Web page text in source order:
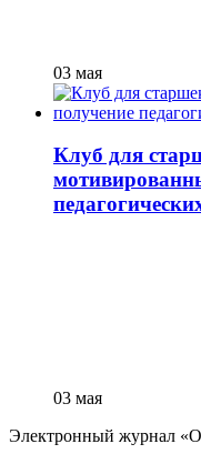
03 мая
Клуб для
03 мая
Электронный журнал